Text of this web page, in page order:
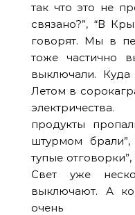
так что это не
связано?”, “В
говорят. Мы в
тоже частично
выключали. Куда
Летом в
продукты
штурмом
тупые
Свет уже
выключают. А